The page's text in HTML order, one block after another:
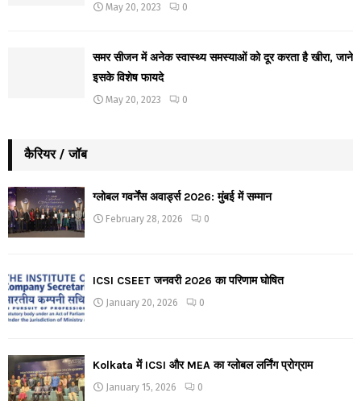
May 20, 2023 0
समर सीजन में अनेक स्वास्थ्य समस्याओं को दूर करता है खीरा, जाने
इसके विशेष फायदे
May 20, 2023 0
कैरियर / जॉब
ग्लोबल गवर्नेंस अवार्ड्स 2026: मुंबई में सम्मान
February 28, 2026 0
ICSI CSEET जनवरी 2026 का परिणाम घोषित
January 20, 2026 0
Kolkata में ICSI और MEA का ग्लोबल लर्निंग प्रोग्राम
January 15, 2026 0